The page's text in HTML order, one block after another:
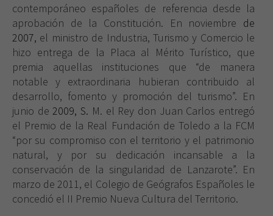
contemporáneo españoles de referencia desde la
aprobación de la Constitución. En noviembre de
2007, el ministro de Industria, Turismo y Comercio le
hizo entrega de la Placa al Mérito Turístico, que
premia aquellas instituciones que “de manera
notable y extraordinaria hubieran contribuido al
desarrollo, fomento y promoción del turismo”. En
junio de2009, S. M. el Rey don Juan Carlos entregó
el Premio de la Real Fundación de Toledo a la FCM
“por su compromiso con el territorio y el patrimonio
natural, y por su dedicación incansable a la
conservación de la singularidad de Lanzarote”. En
marzo de 2011, el Colegio de Geógrafos Españoles le
concedió el II Premio Nueva Cultura del Territorio.
Son
necesarias
para que
funcione la
web.
Experiencia
Para que
nuestra web
funcione lo
mejor posible
durante tu
visita. Si
rechaza estas
cookies,